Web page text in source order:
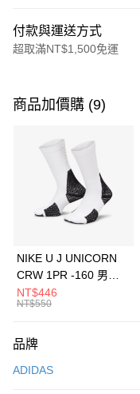
付款與運送方式
超取滿NT$1,500免運
信用卡一次付款
3 期 0 利率 每期
合作金庫商業銀行
華南商業銀行
上海商業儲蓄銀行
元大商業銀行
台灣樂天信用卡公司
Apple Pay
全盈+PAY
AFTEE先享後付
【關於「AFTEE先享後付」】
便利好安心！
運送方式
商品加價購 (9)
NIKE U J UNICORN
CRW 1PR -160 男女
中統襪 FZ3393100
NT$446
NT$550
品牌
ADIDAS